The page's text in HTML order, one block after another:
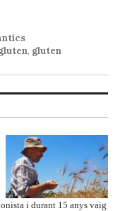
, gluten
i durant 15 anys vaig